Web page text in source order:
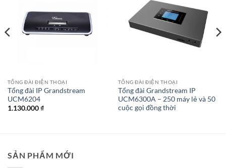
TỔNG ĐÀI ĐIỆN THOẠI
Tổng đài IP Grandstream
UCM6204
1.130.000₫
TỔNG ĐÀI ĐIỆN THOẠI
Tổng đài Grandstream IP
UCM6300A – 250 máy lẻ và 50
cuộc gọi đồng thời
SẢN PHẨM MỚI